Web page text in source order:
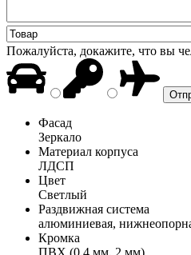
Пожалуйста, докажите, что вы
Фасад
Зеркало
Материал корпуса
ЛДСП
Цвет
Светлый
Раздвижная система
алюминиевая,
Кромка
ПВХ (0,4 мм, 2 мм)